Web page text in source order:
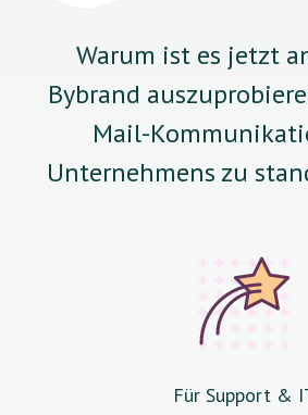
Warum ist es jetzt
Bybrand
Mail-
Unternehmens zu
Für Support &